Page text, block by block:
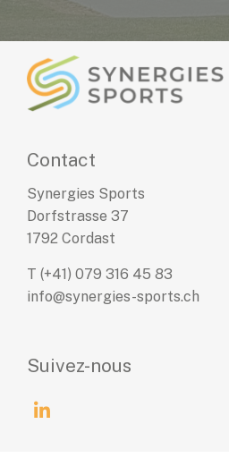
Contact
Synergies Sports
Dorfstrasse 37
1792 Cordast
T (+41) 079 316 45 83
info@synergies-sports.ch
Suivez-nous